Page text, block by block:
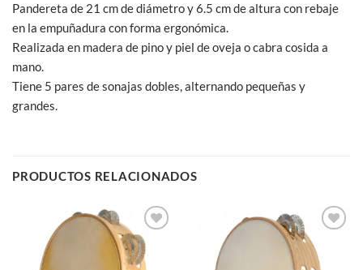
Pandereta de 21 cm de diámetro y 6.5 cm de altura con rebaje
en la empuñadura con forma ergonómica.
Realizada en madera de pino y piel de oveja o cabra cosida a
mano.
Tiene 5 pares de sonajas dobles, alternando pequeñas y
grandes.
PRODUCTOS RELACIONADOS
Añadir
a la
lista